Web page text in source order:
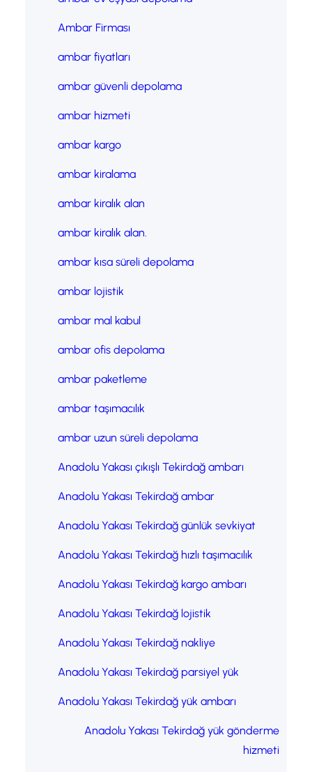
Ambar Firması
ambar fiyatları
ambar güvenli depolama
ambar hizmeti
ambar kargo
ambar kiralama
ambar kiralık alan
ambar kiralık alan.
ambar kısa süreli depolama
ambar lojistik
ambar mal kabul
ambar ofis depolama
ambar paketleme
ambar taşımacılık
ambar uzun süreli depolama
Anadolu Yakası çıkışlı Tekirdağ ambarı
Anadolu Yakası Tekirdağ ambar
Anadolu Yakası Tekirdağ günlük sevkiyat
Anadolu Yakası Tekirdağ hızlı taşımacılık
Anadolu Yakası Tekirdağ kargo ambarı
Anadolu Yakası Tekirdağ lojistik
Anadolu Yakası Tekirdağ nakliye
Anadolu Yakası Tekirdağ parsiyel yük
Anadolu Yakası Tekirdağ yük ambarı
Anadolu Yakası Tekirdağ yük gönderme
hizmeti